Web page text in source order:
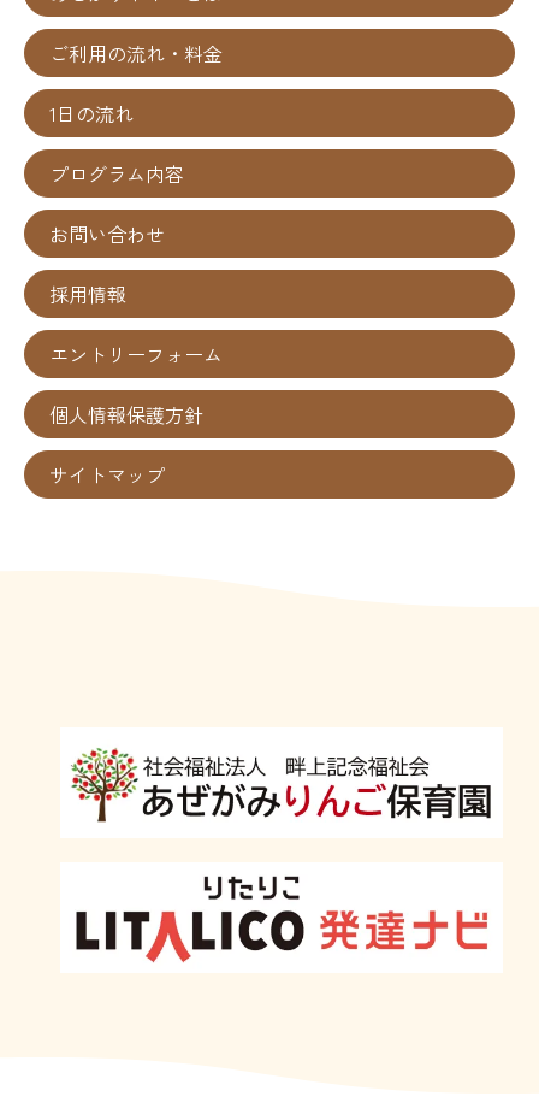
ご利用の流れ・料金
1日の流れ
プログラム内容
お問い合わせ
採用情報
エントリーフォーム
個人情報保護方針
サイトマップ